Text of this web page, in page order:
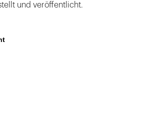
und veröffentlicht.